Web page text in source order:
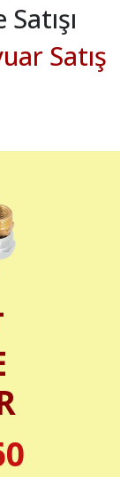
Satış